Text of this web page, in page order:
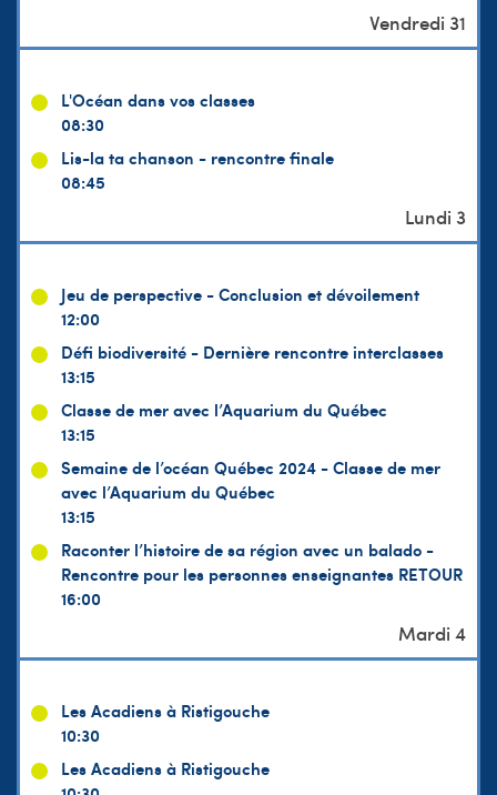
L'Océan dans vos classes
08:30
Lis-la ta chanson - rencontre finale
08:45
Jeu de perspective - Conclusion et dévoilement
12:00
Défi biodiversité - Dernière rencontre interclasses
13:15
Classe de mer avec l’Aquarium du Québec
13:15
Semaine de l’océan Québec 2024 - Classe de mer
avec l’Aquarium du Québec
13:15
Raconter l’histoire de sa région avec un balado -
Rencontre pour les personnes enseignantes RETOUR
16:00
Les Acadiens à Ristigouche
10:30
Les Acadiens à Ristigouche